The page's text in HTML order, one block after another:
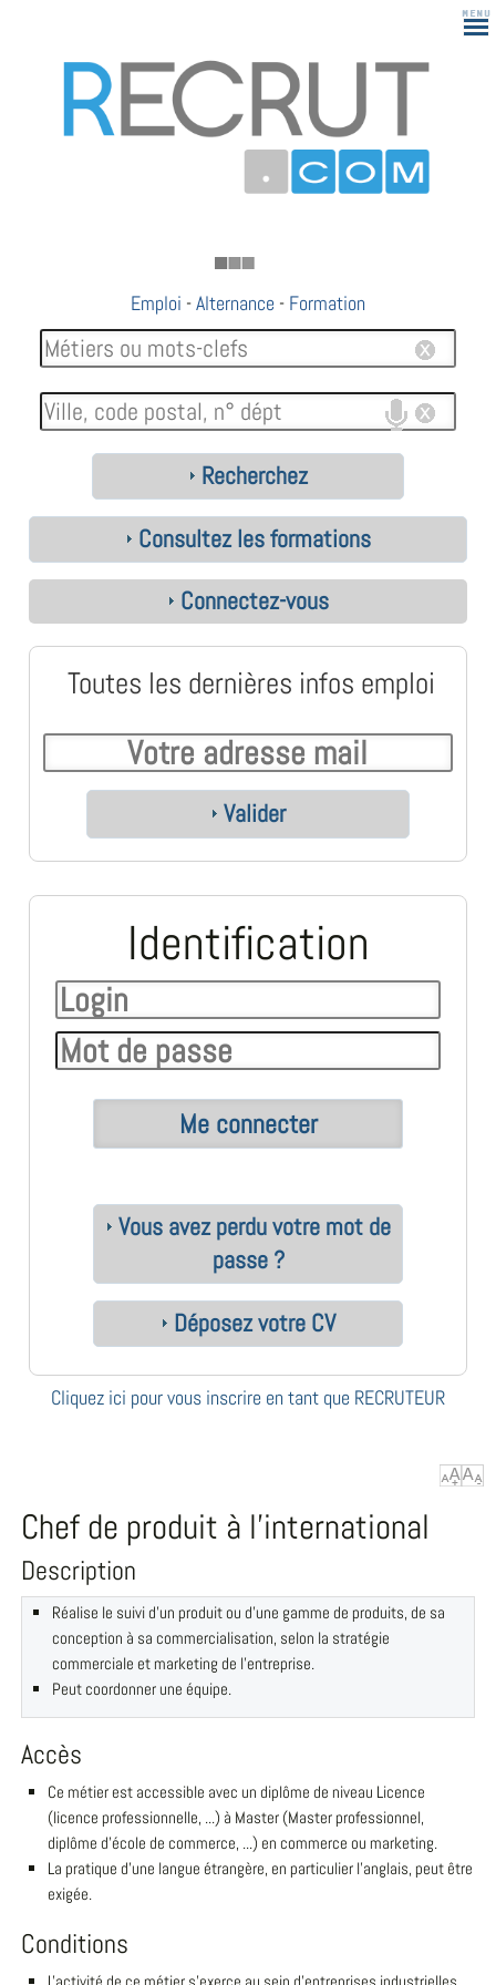
183
Emploi -Alternance - Formation
Recherchez
Consultez les formations
Connectez-vous
Toutes les dernières infos emploi
Valider
Identification
Vous avez perdu votre mot de
passe ?
Déposez votre CV
Cliquez ici pour vous inscrire en tant que RECRUTEUR
Chef de produit à l'international
Description
Réalise le suivi d'un produit ou d'une gamme de produits, de sa
conception à sa commercialisation, selon la stratégie
commerciale et marketing de l'entreprise.
Peut coordonner une équipe.
Accès
Ce métier est accessible avec un diplôme de niveau Licence
(licence professionnelle, ...) à Master (Master professionnel,
diplôme d'école de commerce, ...) en commerce ou marketing.
La pratique d'une langue étrangère, en particulier l'anglais, peut être
exigée.
Conditions